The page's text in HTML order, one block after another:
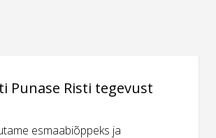
Punase Risti tegevust
esmaabiõppeks ja